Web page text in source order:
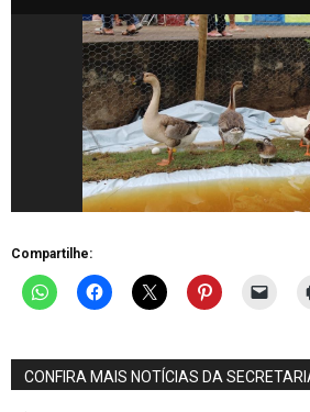
Compartilhe:
CONFIRA MAIS NOTÍCIAS DA